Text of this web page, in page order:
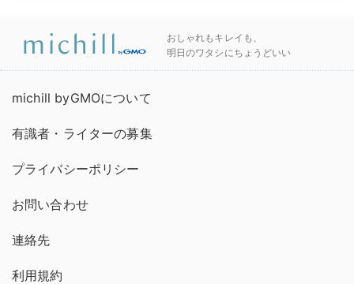
おしゃれもキレイも、
明日のワタシにちょうどいい
michill byGMOについて
有識者・ライターの募集
プライバシーポリシー
お問い合わせ
連絡先
利用規約